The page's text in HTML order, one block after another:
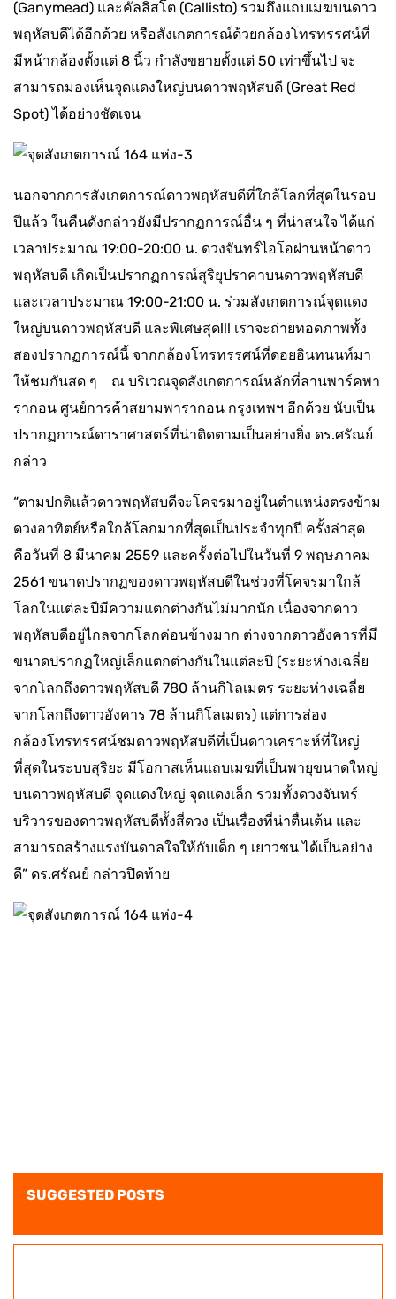
(Ganymead) และคัลลิสโต (Callisto) รวมถึงแถบเมฆบนดาว
พฤหัสบดีได้อีกด้วย หรือสังเกตการณ์ด้วยกล้องโทรทรรศน์ที่
มีหน้ากล้องตั้งแต่ 8 นิ้ว กำลังขยายตั้งแต่ 50 เท่าขึ้นไป จะ
สามารถมองเห็นจุดแดงใหญ่บนดาวพฤหัสบดี (Great Red
Spot) ได้อย่างชัดเจน
นอกจากการสังเกตการณ์ดาวพฤหัสบดีที่ใกล้โลกที่สุดในรอบ
ปีแล้ว ในคืนดังกล่าวยังมีปรากฏการณ์อื่น ๆ ที่น่าสนใจ ได้แก่
เวลาประมาณ 19:00-20:00 น. ดวงจันทร์ไอโอผ่านหน้าดาว
พฤหัสบดี เกิดเป็นปรากฏการณ์สุริยุปราคาบนดาวพฤหัสบดี
และเวลาประมาณ 19:00-21:00 น. ร่วมสังเกตการณ์จุดแดง
ใหญ่บนดาวพฤหัสบดี และพิเศษสุด!!! เราจะถ่ายทอดภาพทั้ง
สองปรากฏการณ์นี้ จากกล้องโทรทรรศน์ที่ดอยอินทนนท์มา
ให้ชมกันสด ๆ ณ บริเวณจุดสังเกตการณ์หลักที่ลานพาร์คพา
รากอน ศูนย์การค้าสยามพารากอน กรุงเทพฯ อีกด้วย นับเป็น
ปรากฏการณ์ดาราศาสตร์ที่น่าติดตามเป็นอย่างยิ่ง ดร.ศรัณย์
กล่าว
“ตามปกติแล้วดาวพฤหัสบดีจะโคจรมาอยู่ในตำแหน่งตรงข้าม
ดวงอาทิตย์หรือใกล้โลกมากที่สุดเป็นประจำทุกปี ครั้งล่าสุด
คือวันที่ 8 มีนาคม 2559 และครั้งต่อไปในวันที่ 9 พฤษภาคม
2561 ขนาดปรากฏของดาวพฤหัสบดีในช่วงที่โคจรมาใกล้
โลกในแต่ละปีมีความแตกต่างกันไม่มากนัก เนื่องจากดาว
พฤหัสบดีอยู่ไกลจากโลกค่อนข้างมาก ต่างจากดาวอังคารที่มี
ขนาดปรากฏใหญ่เล็กแตกต่างกันในแต่ละปี (ระยะห่างเฉลี่ย
จากโลกถึงดาวพฤหัสบดี 780 ล้านกิโลเมตร ระยะห่างเฉลี่ย
จากโลกถึงดาวอังคาร 78 ล้านกิโลเมตร) แต่การส่อง
กล้องโทรทรรศน์ชมดาวพฤหัสบดีที่เป็นดาวเคราะห์ที่ใหญ่
ที่สุดในระบบสุริยะ มีโอกาสเห็นแถบเมฆที่เป็นพายุขนาดใหญ่
บนดาวพฤหัสบดี จุดแดงใหญ่ จุดแดงเล็ก รวมทั้งดวงจันทร์
บริวารของดาวพฤหัสบดีทั้งสี่ดวง เป็นเรื่องที่น่าตื่นเต้น และ
สามารถสร้างแรงบันดาลใจให้กับเด็ก ๆ เยาวชน ได้เป็นอย่าง
ดี” ดร.ศรัณย์ กล่าวปิดท้าย
SUGGESTED POSTS